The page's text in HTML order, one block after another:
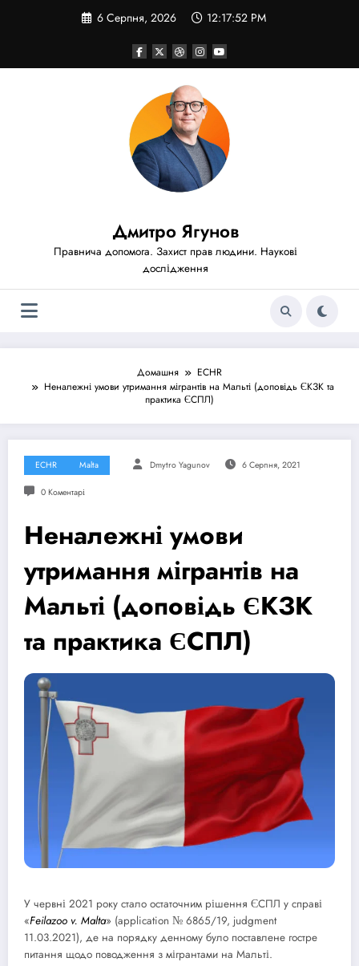
6 Серпня, 2026 12:17:53 PM
Дмитро Ягунов
Правнича допомога. Захист прав людини. Наукові
дослідження
Домашня
ECHR
Неналежні умови утримання мігрантів на Мальті (доповідь ЄКЗК та
практика ЄСПЛ)
ECHR Malta Dmytro Yagunov 6 Серпня, 2021
0 Коментарі
Неналежні умови
утримання мігрантів на
Мальті (доповідь ЄКЗК
та практика ЄСПЛ)
У червні 2021 року стало остаточним рішення ЄСПЛ у справі
«Feilazoo v. Malta» (application № 6865/19, judgment
11.03.2021), де на порядку денному було поставлене гостре
питання щодо поводження з мігрантами на Мальті.